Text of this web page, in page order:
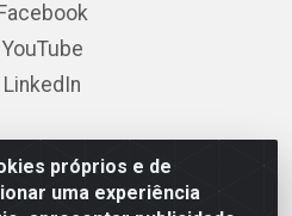
próprios e de
uma experiência
Facebook
YouTube
LinkedIn
dos Casa, 4585 – São
– CEP: 09.840-000 - CNPJ